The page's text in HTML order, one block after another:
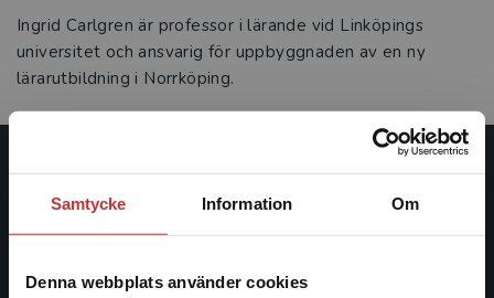
Samtycke Information Om
Denna webbplats använder cookies
Ingrid Carlgren är professor i lärande vid Linköpings
universitet och ansvarig för uppbyggnaden av en ny
lärarutbildning i Norrköping.
Studentlitteratur
Studentlitteratur grundades 1963 och är idag Sveriges
facklitteratur, utbildningar och digitala